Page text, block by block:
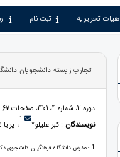
هیات تحریریه ثبت نام
تجارب زيسته دانشجويان
دوره 2، شماره 4، 1401، صفحات 67 - 77
نویسندگان :اكبر عليلو* 1، پريا
1 - مدرس دانشگاه فرهنگيان، دانشجوی